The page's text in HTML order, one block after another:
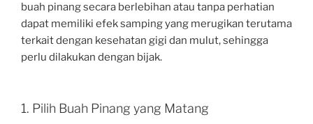
buah pinang secara berlebihan atau tanpa perhatian
dapat memiliki efek samping yang merugikan terutama
terkait dengan kesehatan gigi dan mulut, sehingga
perlu dilakukan dengan bijak.
1. Pilih Buah Pinang yang Matang